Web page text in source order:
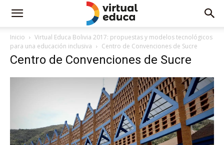
Inicio
Virtual Educa Bolivia 2017: propuestas y modelos tecnológicos
para una educación inclusiva
Centro de Convenciones de Sucre
Centro de Convenciones de Sucre